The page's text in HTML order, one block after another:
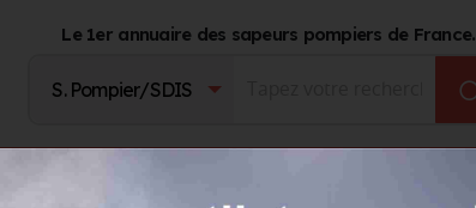
Le 1er annuaire des sapeurs pompiers de France.